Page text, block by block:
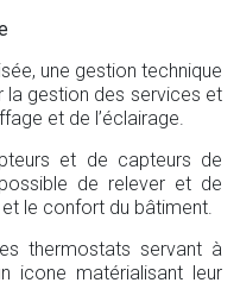
une gestion technique
la gestion des services et
et de l’éclairage.
et de capteurs de
de relever et de
le confort du bâtiment.
thermostats servant à
icone matérialisant leur